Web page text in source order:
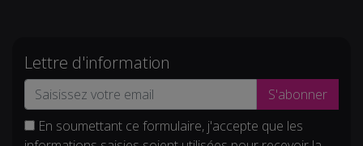
Lettre d'information
S'abonner
En soumettant ce formulaire, j'accepte que les